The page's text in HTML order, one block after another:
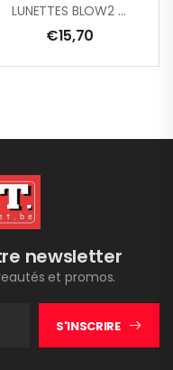
LUNETTES BLOW2 LIGHT MIRROR
€15,70
newsletter
et promos.
S'INSCRIRE